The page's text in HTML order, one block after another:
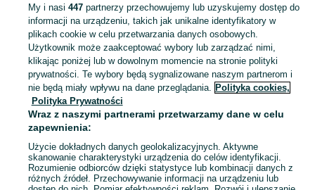
134 kamizelka
Militaria
flecktarn
podwodne miasta
My i nasi 447partnerzy przechowujemy lub uzyskujemy dostęp do
informacji na urządzeniu, takich jak unikalne identyfikatory w
plikach cookie w celu przetwarzania danych osobowych.
Użytkownik może zaakceptować wybory lub zarządzać nimi,
klikając poniżej lub w dowolnym momencie na stronie polityki
prywatności. Te wybory będą sygnalizowane naszym partnerom i
nie będą miały wpływu na dane przeglądania. Polityka cookies,
Polityka Prywatności
Wraz z naszymi partnerami przetwarzamy dane w celu
zapewnienia:
Użycie dokładnych danych geolokalizacyjnych. Aktywne
skanowanie charakterystyki urządzenia do celów identyfikacji.
Rozumienie odbiorców dzięki statystyce lub kombinacji danych z
różnych źródeł. Przechowywanie informacji na urządzeniu lub